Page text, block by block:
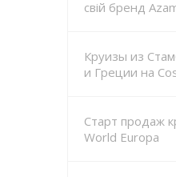
свій бренд
Круизы из
и Греции на
Старт продаж
World Europa